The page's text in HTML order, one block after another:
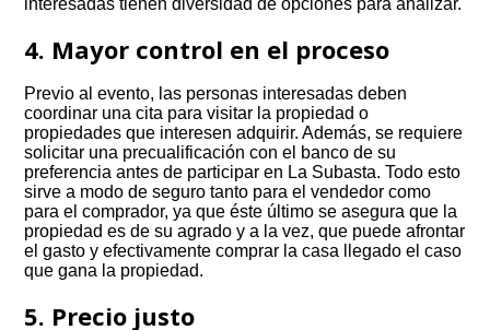
interesadas tienen diversidad de opciones para analizar.
4. Mayor control en el proceso
Previo al evento, las personas interesadas deben
coordinar una cita para visitar la propiedad o
propiedades que interesen adquirir. Además, se requiere
solicitar una precualificación con el banco de su
preferencia antes de participar en La Subasta. Todo esto
sirve a modo de seguro tanto para el vendedor como
para el comprador, ya que éste último se asegura que la
propiedad es de su agrado y a la vez, que puede afrontar
el gasto y efectivamente comprar la casa llegado el caso
que gana la propiedad.
5. Precio justo